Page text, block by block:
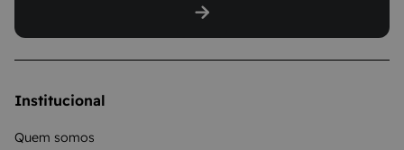
Institucional
Quem somos